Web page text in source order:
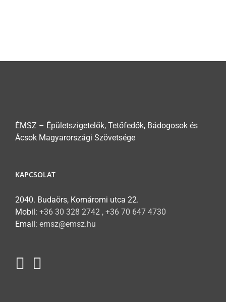
ÉMSZ – Épületszigetelők, Tetőfedők, Bádogosok és
Ácsok Magyarországi Szövetsége
KAPCSOLAT
2040. Budaörs, Komáromi utca 22.
Mobil: +36 30 328 2742 , +36 70 647 4730
Email: emsz@emsz.hu